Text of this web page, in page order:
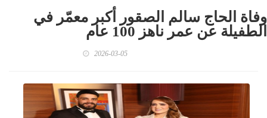
وفاة الحاج سالم الصقور أكبر معمّر في
الطفيلة عن عمر ناهز 100 عام
2026-03-05